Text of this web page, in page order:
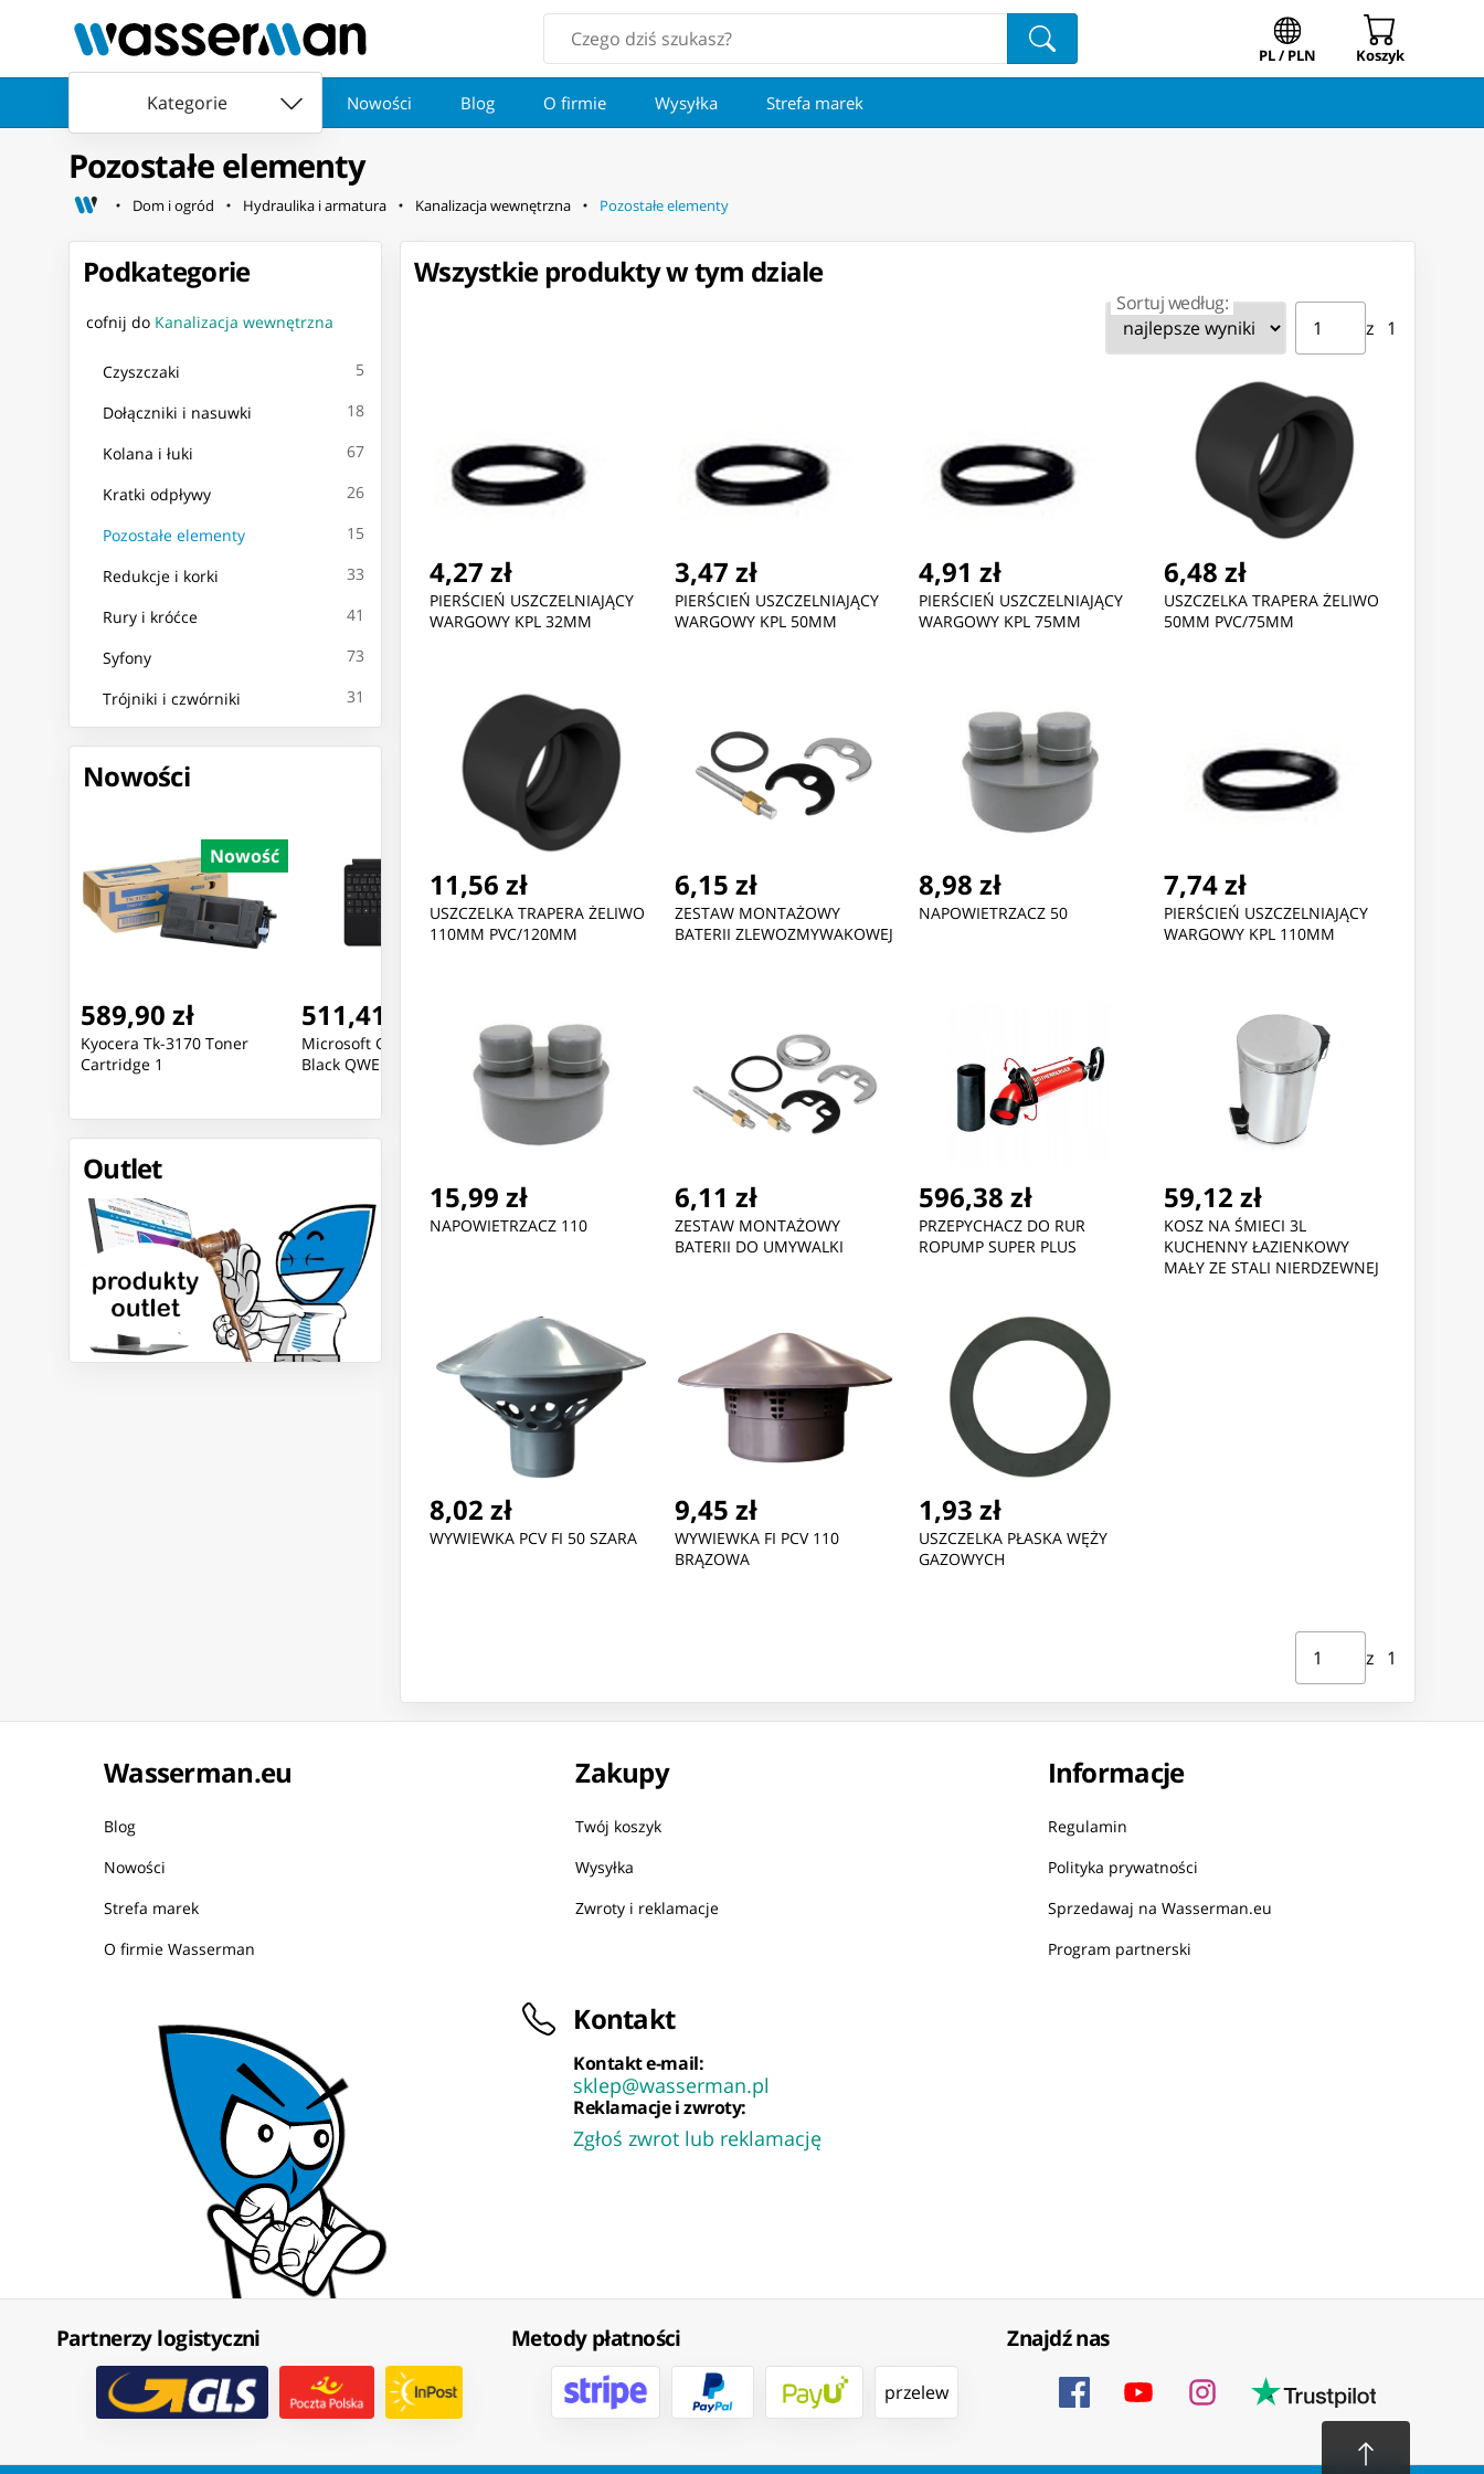
PL / PLN Koszyk
Kategorie Nowości Blog O firmie Wysyłka Strefa marek
Pozostałe elementy
Dom i ogród Hydraulika i armatura Kanalizacja wewnętrzna Pozostałe elementy
Podkategorie
cofnij do Kanalizacja wewnętrzna
Czyszczaki 5
Dołączniki i nasuwki 18
Kolana i łuki 67
Kratki odpływy 26
Pozostałe elementy 15
Redukcje i korki 33
Rury i króćce 41
Syfony 73
Trójniki i czwórniki 31
Nowości
Nowość
589,90 zł
Kyocera Tk-3170 Toner
Cartridge 1
511,41 zł
Microsoft Go Type Cover
Black QWERTZ
740,15 zł
Zebra Kit, Cutter for Media
with a
Manhattan Amsterdam
Sling Backpack
KLUCZ PŁASKO-OCZKOWY
8MM
4,27 zł
KLUCZ PŁASKO-OCZKOWY
Outlet
Wszystkie produkty w tym dziale
Sortuj według: Strona ⁨1⁩ z ⁨1⁩
z ⁨1⁩
Przejdź do strony
4,27 zł
PIERŚCIEŃ USZCZELNIAJĄCY
WARGOWY KPL 32MM
3,47 zł
PIERŚCIEŃ USZCZELNIAJĄCY
WARGOWY KPL 50MM
4,91 zł
PIERŚCIEŃ USZCZELNIAJĄCY
WARGOWY KPL 75MM
6,48 zł
USZCZELKA TRAPERA ŻELIWO
50MM PVC/75MM
11,56 zł
USZCZELKA TRAPERA ŻELIWO
110MM PVC/120MM
6,15 zł
ZESTAW MONTAŻOWY
BATERII ZLEWOZMYWAKOWEJ
8,98 zł
NAPOWIETRZACZ 50
7,74 zł
PIERŚCIEŃ USZCZELNIAJĄCY
WARGOWY KPL 110MM
15,99 zł
NAPOWIETRZACZ 110
6,11 zł
ZESTAW MONTAŻOWY
BATERII DO UMYWALKI
596,38 zł
PRZEPYCHACZ DO RUR
ROPUMP SUPER PLUS
59,12 zł
KOSZ NA ŚMIECI 3L
KUCHENNY ŁAZIENKOWY
MAŁY ZE STALI NIERDZEWNEJ
8,02 zł
WYWIEWKA PCV FI 50 SZARA
9,45 zł
WYWIEWKA FI PCV 110
BRĄZOWA
1,93 zł
USZCZELKA PŁASKA WĘŻY
GAZOWYCH
Strona ⁨1⁩ z ⁨1⁩
z ⁨1⁩
Przejdź do strony
Wasserman.eu
Blog
Nowości
Strefa marek
O firmie Wasserman
Zakupy
Twój koszyk
Wysyłka
Zwroty i reklamacje
Informacje
Regulamin
Polityka prywatności
Sprzedawaj na Wasserman.eu
Program partnerski
Kontakt
Kontakt e-mail:
sklep@wasserman.pl
Reklamacje i zwroty:
Zgłoś zwrot lub reklamację
Partnerzy logistyczni Metody płatności
przelew
Znajdź nas